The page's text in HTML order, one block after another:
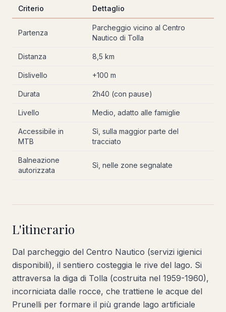
Criterio Dettaglio
Partenza
Parcheggio vicino al Centro
Nautico di Tolla
Distanza 8,5 km
Dislivello +100 m
Durata 2h40 (con pause)
Livello Medio, adatto alle famiglie
Accessibile in
MTB
Sì, sulla maggior parte del
tracciato
Balneazione
autorizzata
Sì, nelle zone segnalate
L'itinerario
Dal parcheggio del Centro Nautico (servizi igienici
disponibili), il sentiero costeggia le rive del lago. Si
attraversa la diga di Tolla (costruita nel 1959-1960),
incorniciata dalle rocce, che trattiene le acque del
Prunelli per formare il più grande lago artificiale